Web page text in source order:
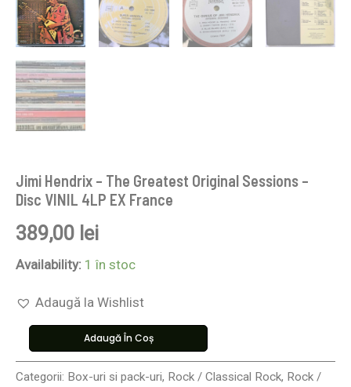
Jimi Hendrix – The Greatest Original Sessions –
Disc VINIL 4LP EX France
389,00 lei
Availability: 1 în stoc
Adaugă la Wishlist
Adaugă În Coș
Categorii: Box-uri si pack-uri, Rock / Classical Rock, Rock /